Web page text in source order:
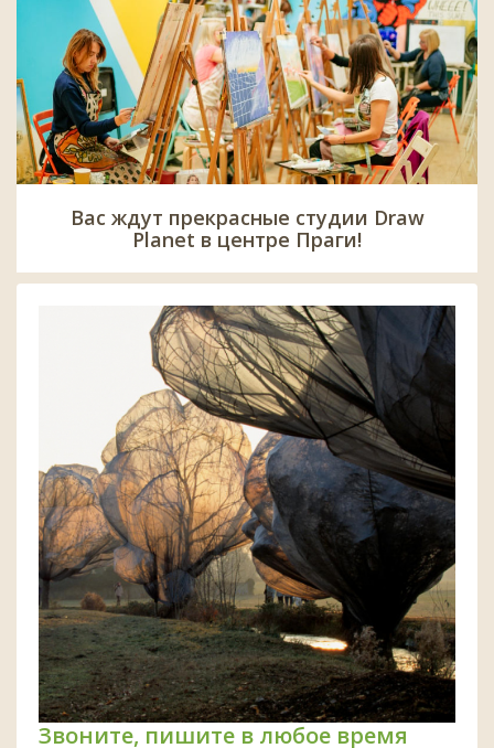
Вас ждут прекрасные студии Draw
Planet в центре Праги!
Звоните, пишите в любое время